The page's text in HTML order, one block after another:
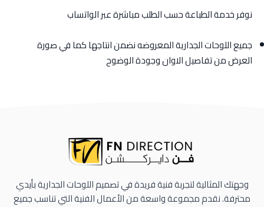
نوفر خدمة الطباعة حسب الطلب مباشرة عبر الواتساب
جميع اللوحات الجدارية المعروضه نضمن انتاجها كما في صورة
العرض من تفاصيل الاوان وجودة الوضوح
وجهتك المثالية لتجربة فنية فريدة في تصميم اللوحات الجدارية بأيدي
محترفة. نقدم مجموعة واسعة من الأعمال الفنية التي تناسب جميع